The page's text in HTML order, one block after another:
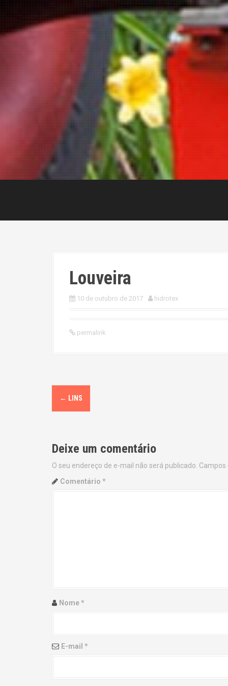
Louveira
10 de outubro de 2017 hidrotex
permalink
P
o
t
n
n
← LINS
Deixe um comentário
O seu endereço de e-mail não será publicado.
Comentário *
Nome*
E-mail *